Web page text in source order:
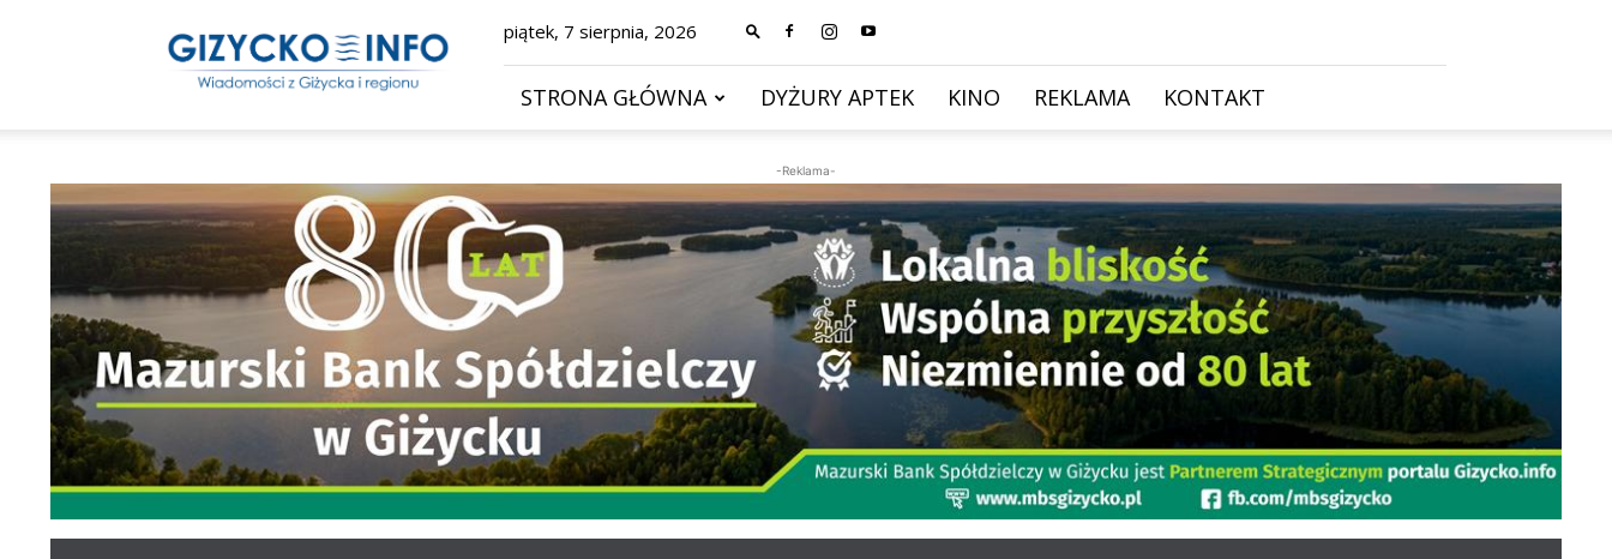
–
wiadomości
piątek, 7 sierpnia, 2026
STRONA GŁÓWNA DYŻURY APTEK KINO REKLAMA KONTAKT
-Reklama-